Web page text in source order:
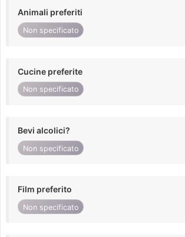
Animali preferiti
Non specificato
Cucine preferite
Non specificato
Bevi alcolici?
Non specificato
Film preferito
Non specificato